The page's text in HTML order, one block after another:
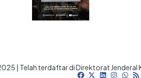
| Telah terdaftar di Direktorat Jenderal